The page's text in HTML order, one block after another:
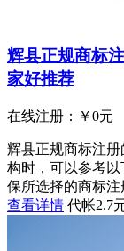
辉县正规商标
家好推荐
在线注册：￥0元
辉县正规商标注
构时，可以参考
保所选择的商标注
查看详情 代帐2.7